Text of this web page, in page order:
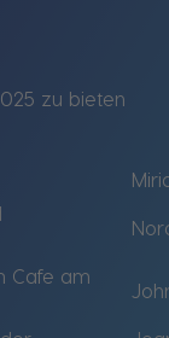
zu bieten
Cafe am